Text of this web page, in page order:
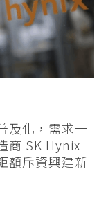
及化，需求一
商 SK Hynix
額斥資興建新